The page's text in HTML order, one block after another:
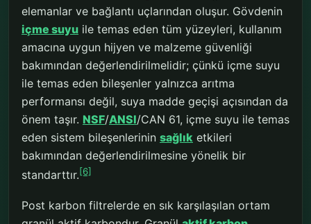
elemanlar ve bağlantı uçlarından oluşur. Gövdenin
içme suyu ile temas eden tüm yüzeyleri, kullanım
amacına uygun hijyen ve malzeme güvenliği
bakımından değerlendirilmelidir; çünkü içme suyu
ile temas eden bileşenler yalnızca arıtma
performansı değil, suya madde geçişi açısından da
önem taşır. NSF/ANSI/CAN 61, içme suyu ile temas
eden sistem bileşenlerinin sağlık etkileri
bakımından değerlendirilmesine yönelik bir
standarttır.[6]
Post karbon filtrelerde en sık karşılaşılan ortam